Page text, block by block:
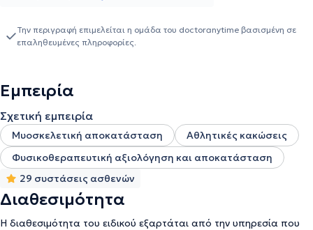
αγγλικής γλώσσας. Έχει εργαστεί ως βοηθός φυσικοθεραπευτή
στο Νοσοκομείο ΥΓΕΙΑ και στο ​Εθνικό Ίδρυμα Αποκατάστασης
Οστεοπαθητικής, Φυσιοθεραπείας και Αποκατάστασης του κ.
Γεωργίου Ηλ. Γουδέβενου. Έχει συμμετάσχει σε εκπόνηση
εργασίας με τίτλο "Χρόνια οσφυαλγία: ο ρόλος της
αποκατάστασης" που παρουσιάστηκε σε Συνέδριο της Ιατρικής
Σχολής του Πανεπιστημίου Κρήτης το 2012. Τέλος, το κέντρο είναι
πιστοποιημένο για θεραπείες κρουστικών κυμάτων EMS - SWISS
DOLORCLAST Method, όπως επίσης και πιστοποιημένο κέντρο
δυναμικής θεραπείας K LASER.
Την περιγραφή επιμελείται η ομάδα του doctoranytime βασισμένη σε
επαληθευμένες πληροφορίες.
Εμπειρία
Σχετική εμπειρία
Μυοσκελετική αποκατάσταση
Αθλητικές κακώσεις
Φυσικοθεραπευτική αξιολόγηση και αποκατάσταση
29 συστάσεις ασθενών
Διαθεσιμότητα
Η διαθεσιμότητα του ειδικού εξαρτάται από την υπηρεσία που